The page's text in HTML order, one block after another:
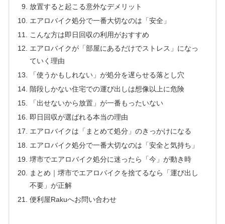
放置すると起こる意外なデメリット
エアロバイク処分で一番大切なのは「安全」
こんな方は即日回収の利用がおすすめ
エアロバイクが「部屋にあるだけでストレス」になっ
ていく理由
「使うかもしれない」が処分を遅らせる落とし穴
階段しかない住宅での運び出しは想像以上に危険
「出せないから放置」が一番もったいない
即日回収が選ばれる本当の理由
エアロバイクは「まとめて処分」のきっかけになる
エアロバイク処分で一番大切なのは「安全と気持ち」
堺市でエアロバイク処分に迷ったら「今」が動き時
まとめ｜堺市でエアロバイクを捨てるなら「運び出し
不要」が正解
便利屋Rakuへお問い合わせ